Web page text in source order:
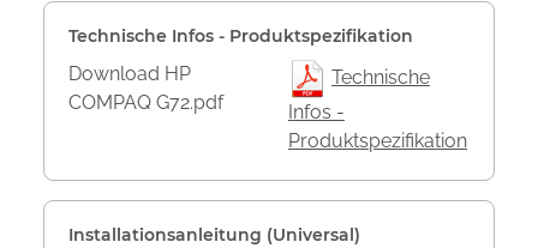
Technische Infos - Produktspezifikation
Download HP
COMPAQ G72.pdf
Technische
Infos -
Produktspezifikation
Installationsanleitung (Universal)